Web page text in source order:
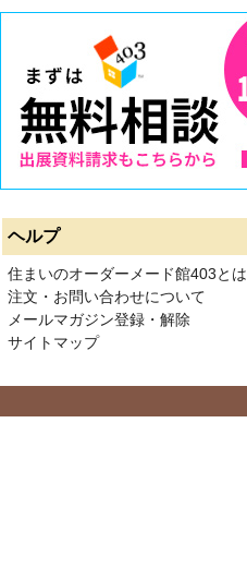
ヘルプ
住まいのオーダーメード館403とは
注文・お問い合わせについて
メールマガジン登録・解除
サイトマップ